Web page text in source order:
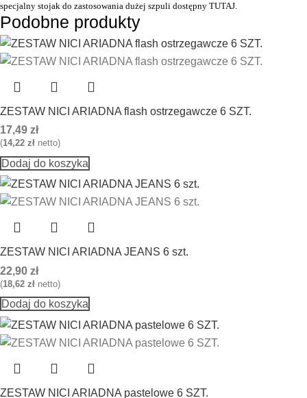
specjalny stojak do zastosowania dużej szpuli dostępny TUTAJ.
Podobne produkty
ZESTAW NICI ARIADNA flash ostrzegawcze 6 SZT.
17,49 zł
(14,22 zł netto)
Dodaj do koszyka
ZESTAW NICI ARIADNA JEANS 6 szt.
22,90 zł
(18,62 zł netto)
Dodaj do koszyka
ZESTAW NICI ARIADNA pastelowe 6 SZT.